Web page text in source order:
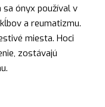
ónyx používal v
a reumatizmu.
miesta. Hoci
zostávajú